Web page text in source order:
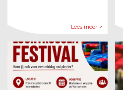
Lees meer >